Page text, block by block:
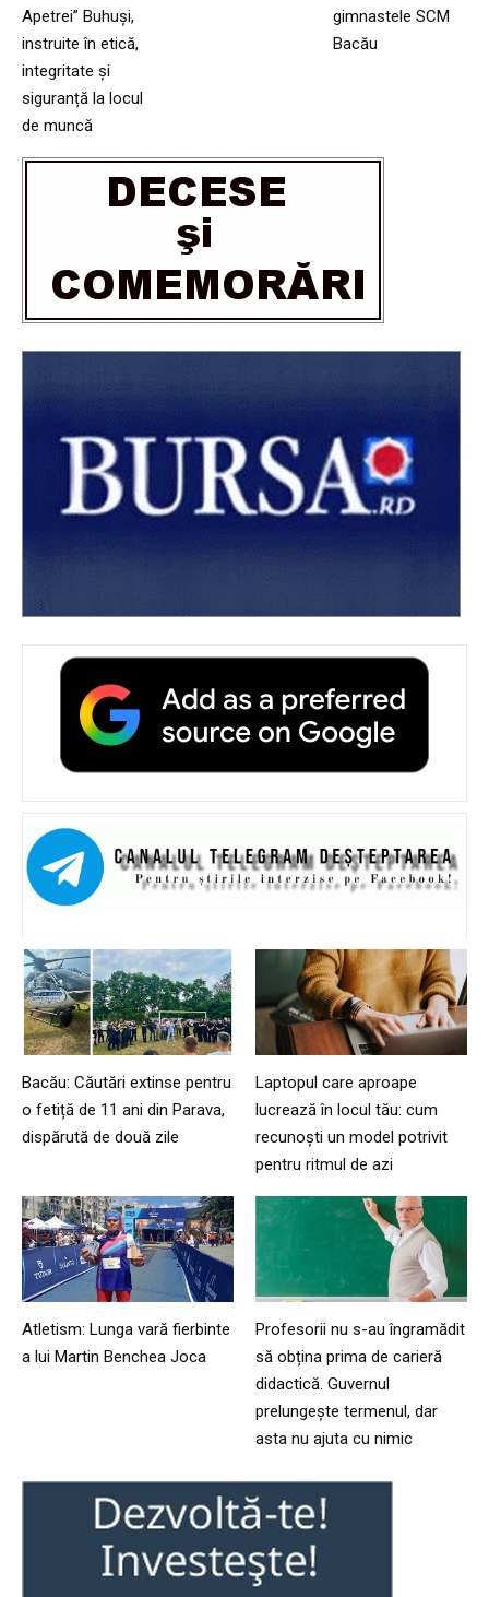
Apetrei” Buhuși,
instruite în etică,
integritate și
siguranță la locul
de muncă
gimnastele SCM
Bacău
Bacău: Căutări extinse pentru
o fetiță de 11 ani din Parava,
dispărută de două zile
Laptopul care aproape
lucrează în locul tău: cum
recunoști un model potrivit
pentru ritmul de azi
Atletism: Lunga vară fierbinte
a lui Martin Benchea Joca
Profesorii nu s-au îngramădit
să obțina prima de carieră
didactică. Guvernul
prelungește termenul, dar
asta nu ajuta cu nimic